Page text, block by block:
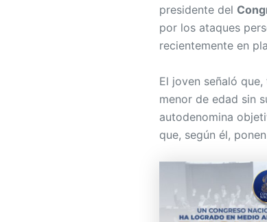
presidente del
por los ataques
recientemente en
El joven señaló
menor de edad sin
autodenomina
que, según él,